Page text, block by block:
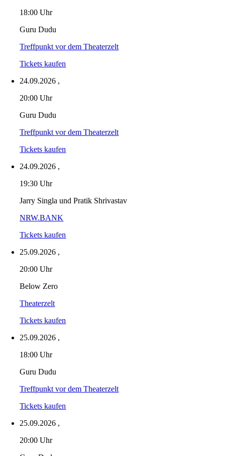
18:00 Uhr
Guru Dudu
Treffpunkt vor dem Theaterzelt
Tickets kaufen
24.09.2026 ,
20:00 Uhr
Guru Dudu
Treffpunkt vor dem Theaterzelt
Tickets kaufen
24.09.2026 ,
19:30 Uhr
Jarry Singla und Pratik Shrivastav
NRW.BANK
Tickets kaufen
25.09.2026 ,
20:00 Uhr
Below Zero
Theaterzelt
Tickets kaufen
25.09.2026 ,
18:00 Uhr
Guru Dudu
Treffpunkt vor dem Theaterzelt
Tickets kaufen
25.09.2026 ,
20:00 Uhr